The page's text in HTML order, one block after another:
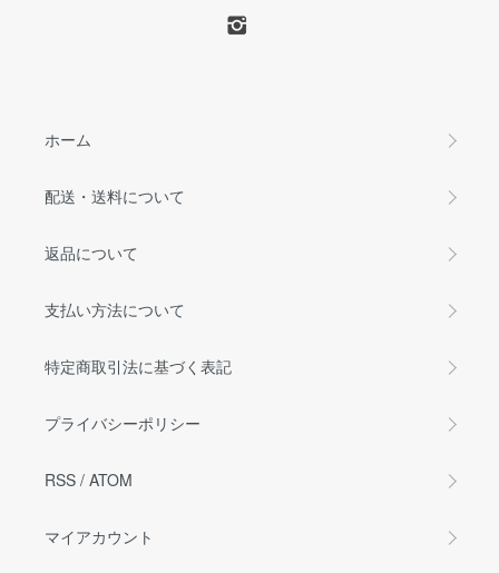
ホーム
配送・送料について
返品について
支払い方法について
特定商取引法に基づく表記
プライバシーポリシー
RSS / ATOM
マイアカウント